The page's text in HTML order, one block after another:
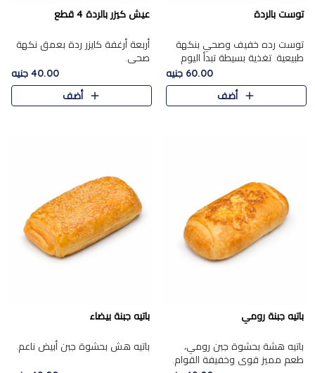
توست بالردة
توست رده خفيف وصحي بنكهة
طبيعية. تغذية بسيطة تبدأ اليوم
60.00 جنيه
أضف
عيش كيزر بالردة 4 قطع
أربعة أرغفة كايزر ردة بعمق نكهة
صحي.
40.00 جنيه
أضف
باتيه جبنة رومي
باتيه هشة بحشوة جبن رومي،
طعم مميز قوي وخفيفة القوام.
باتيه جبنة بيضاء
باتيه هش بحشوة جبن أبيض ناعم.